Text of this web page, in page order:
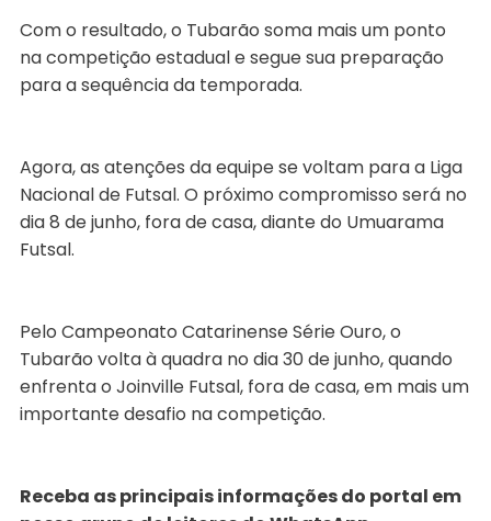
Com o resultado, o Tubarão soma mais um ponto
na competição estadual e segue sua preparação
para a sequência da temporada.
Agora, as atenções da equipe se voltam para a Liga
Nacional de Futsal. O próximo compromisso será no
dia 8 de junho, fora de casa, diante do Umuarama
Futsal.
Pelo Campeonato Catarinense Série Ouro, o
Tubarão volta à quadra no dia 30 de junho, quando
enfrenta o Joinville Futsal, fora de casa, em mais um
importante desafio na competição.
Receba as principais informações do portal em